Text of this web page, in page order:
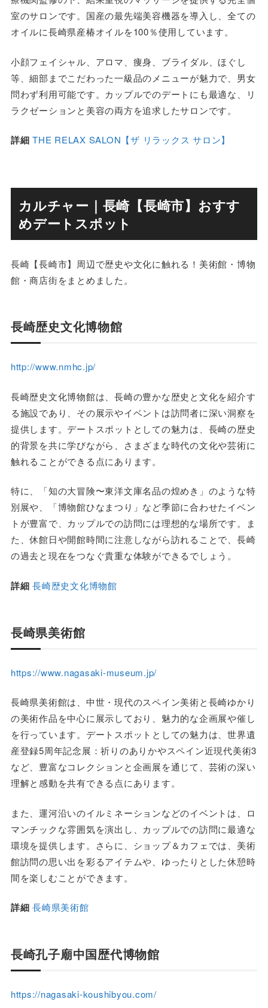
室のサロンです。国産の最先端美容機器を導入し、全ての
オイルに長崎県産椿オイルを100％使用しています。
小顔フェイシャル、アロマ、痩身、ブライダル、ほぐし
等、細部までこだわった一級品のメニューが魅力で、男女
問わず利用可能です。カップルでのデートにも最適な、リ
ラクゼーションと美容の両方を追求したサロンです。
詳細 THE RELAX SALON【ザ リラックス サロン】
カルチャー｜長崎【長崎市】おすす
めデートスポット
長崎【長崎市】周辺で歴史や文化に触れる！美術館・博物
館・商店街をまとめました。
長崎歴史文化博物館
http://www.nmhc.jp/
長崎歴史文化博物館は、長崎の豊かな歴史と文化を紹介す
る施設であり、その展示やイベントは訪問者に深い洞察を
提供します。デートスポットとしての魅力は、長崎の歴史
的背景を共に学びながら、さまざまな時代の文化や芸術に
触れることができる点にあります。
特に、「知の大冒険〜東洋文庫名品の煌めき」のような特
別展や、「博物館ひなまつり」など季節に合わせたイベン
トが豊富で、カップルでの訪問には理想的な場所です。ま
た、休館日や開館時間に注意しながら訪れることで、長崎
の過去と現在をつなぐ貴重な体験ができるでしょう。
詳細 長崎歴史文化博物館
長崎県美術館
https://www.nagasaki-museum.jp/
長崎県美術館は、中世・現代のスペイン美術と長崎ゆかり
の美術作品を中心に展示しており、魅力的な企画展や催し
を行っています。デートスポットとしての魅力は、世界遺
産登録5周年記念展：祈りのありかやスペイン近現代美術3
など、豊富なコレクションと企画展を通じて、芸術の深い
理解と感動を共有できる点にあります。
また、運河沿いのイルミネーションなどのイベントは、ロ
マンチックな雰囲気を演出し、カップルでの訪問に最適な
環境を提供します。さらに、ショップ＆カフェでは、美術
館訪問の思い出を彩るアイテムや、ゆったりとした休憩時
間を楽しむことができます。
詳細 長崎県美術館
長崎孔子廟中国歴代博物館
https://nagasaki-koushibyou.com/